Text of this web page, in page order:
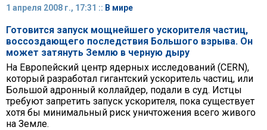
1 апреля 2008 г., 17:31 :: В мире
Готовится запуск мощнейшего ускорителя частиц,
воссоздающего последствия Большого взрыва. Он
может затянуть Землю в черную дыру
На Европейский центр ядерных исследований (CERN),
который разработал гигантский ускоритель частиц, или
Большой адронный коллайдер, подали в суд. Истцы
требуют запретить запуск ускорителя, пока существует
хотя бы минимальный риск уничтожения всего живого
на Земле.